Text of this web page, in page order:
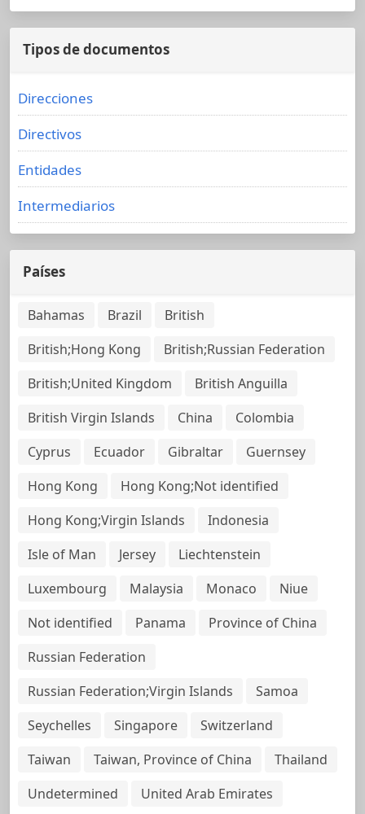
Tipos de documentos
Direcciones
Directivos
Entidades
Intermediarios
Países
Bahamas Brazil
British
British;Hong Kong
British;Russian Federation
British;United Kingdom
British Anguilla
British Virgin Islands
China
Colombia
Cyprus
Ecuador Gibraltar
Guernsey
Hong Kong
Hong Kong;Not identified
Hong Kong;Virgin Islands
Indonesia
Isle of Man
Jersey
Liechtenstein
Luxembourg
Malaysia Monaco
Niue
Not identified
Panama
Province of China
Russian Federation
Russian Federation;Virgin Islands
Samoa
Seychelles
Singapore
Switzerland
Taiwan
Taiwan, Province of China
Thailand
Undetermined
United Arab Emirates